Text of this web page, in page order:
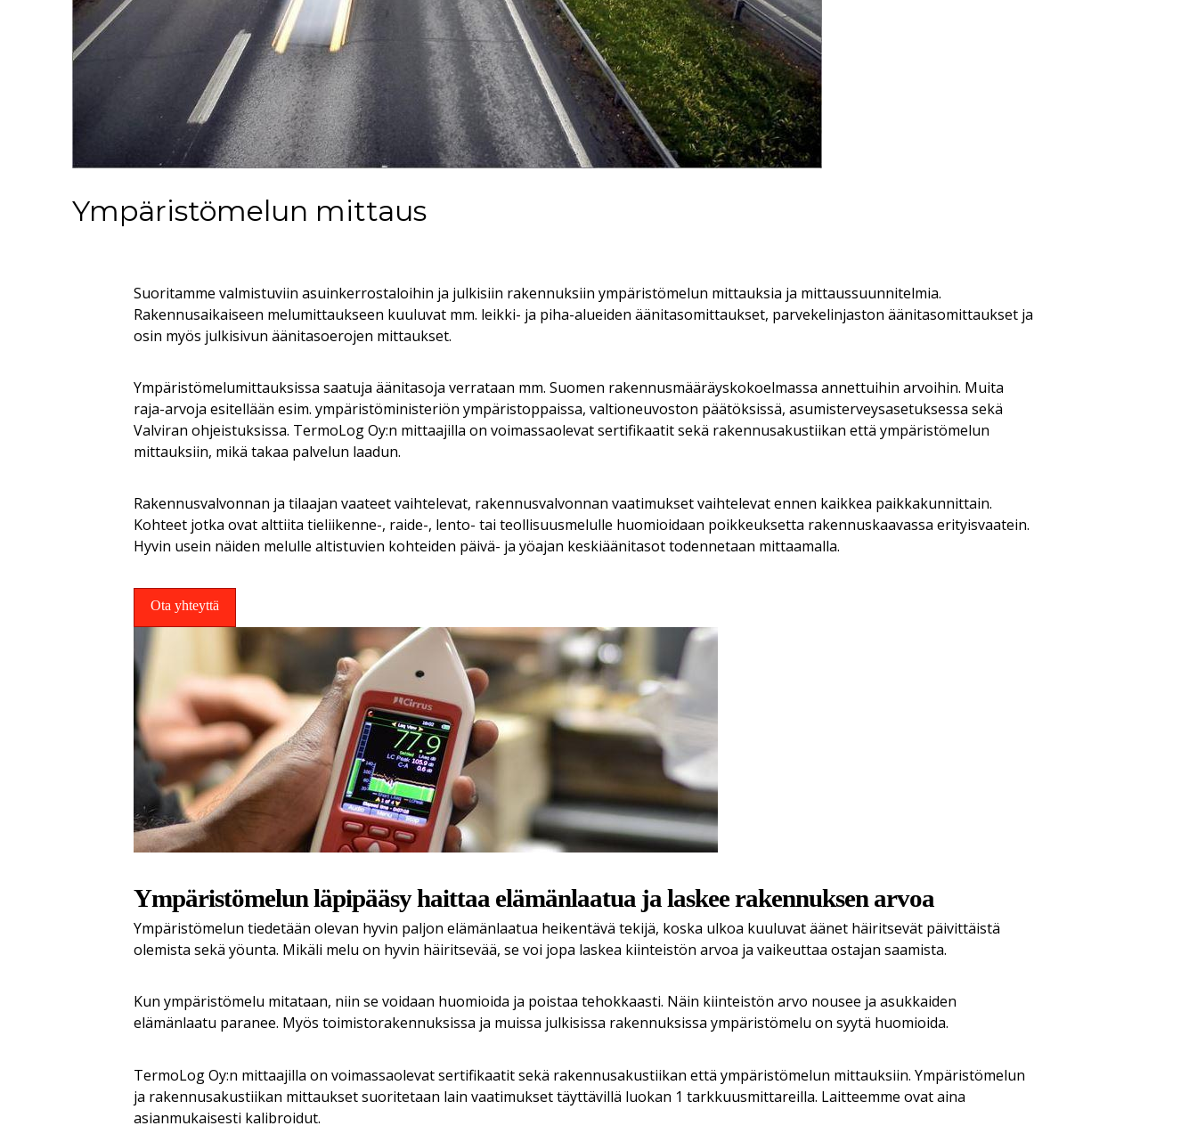
Ympäristömelun mittaus
Suoritamme valmistuviin asuinkerrostaloihin ja julkisiin rakennuksiin ympäristömelun mittauksia ja mittaussuunnitelmia.
Rakennusaikaiseen melumittaukseen kuuluvat mm. leikki- ja piha-alueiden äänitasomittaukset, parvekelinjaston äänitasomittaukset ja
osin myös julkisivun äänitasoerojen mittaukset.
Ympäristömelumittauksissa saatuja äänitasoja verrataan mm. Suomen rakennusmääräyskokoelmassa annettuihin arvoihin. Muita
raja-arvoja esitellään esim. ympäristöministeriön ympäristoppaissa, valtioneuvoston päätöksissä, asumisterveysasetuksessa sekä
Valviran ohjeistuksissa. TermoLog Oy:n mittaajilla on voimassaolevat sertifikaatit sekä rakennusakustiikan että ympäristömelun
mittauksiin, mikä takaa palvelun laadun.
Rakennusvalvonnan ja tilaajan vaateet vaihtelevat, rakennusvalvonnan vaatimukset vaihtelevat ennen kaikkea paikkakunnittain.
Kohteet jotka ovat alttiita tieliikenne-, raide-, lento- tai teollisuusmelulle huomioidaan poikkeuksetta rakennuskaavassa erityisvaatein.
Hyvin usein näiden melulle altistuvien kohteiden päivä- ja yöajan keskiäänitasot todennetaan mittaamalla.
Ota yhteyttä
Ympäristömelun läpipääsy haittaa elämänlaatua ja laskee rakennuksen arvoa
Ympäristömelun tiedetään olevan hyvin paljon elämänlaatua heikentävä tekijä, koska ulkoa kuuluvat äänet häiritsevät päivittäistä
olemista sekä yöunta. Mikäli melu on hyvin häiritsevää, se voi jopa laskea kiinteistön arvoa ja vaikeuttaa ostajan saamista.
Kun ympäristömelu mitataan, niin se voidaan huomioida ja poistaa tehokkaasti. Näin kiinteistön arvo nousee ja asukkaiden
elämänlaatu paranee. Myös toimistorakennuksissa ja muissa julkisissa rakennuksissa ympäristömelu on syytä huomioida.
TermoLog Oy:n mittaajilla on voimassaolevat sertifikaatit sekä rakennusakustiikan että ympäristömelun mittauksiin. Ympäristömelun
ja rakennusakustiikan mittaukset suoritetaan lain vaatimukset täyttävillä luokan 1 tarkkuusmittareilla. Laitteemme ovat aina
asianmukaisesti kalibroidut.